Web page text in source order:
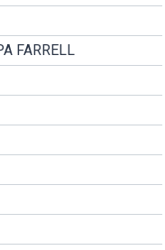
FARRELL